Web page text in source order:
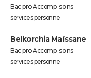
Bac pro Accomp. soins
services personne
Belkorchia Maïssane
Bac pro Accomp. soins
services personne